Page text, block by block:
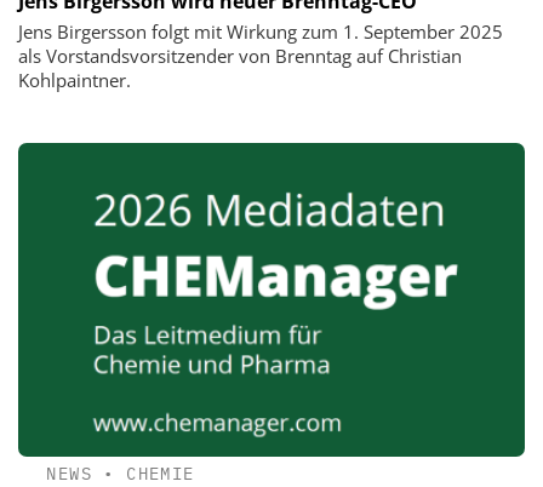
Jens Birgersson folgt mit Wirkung zum 1. September 2025
als Vorstandsvorsitzender von Brenntag auf Christian
Kohlpaintner.
NEWS • CHEMIE